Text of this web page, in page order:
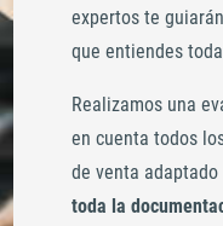
expertos te
que entiendes
Realizamos una
en cuenta todos
de venta
toda la